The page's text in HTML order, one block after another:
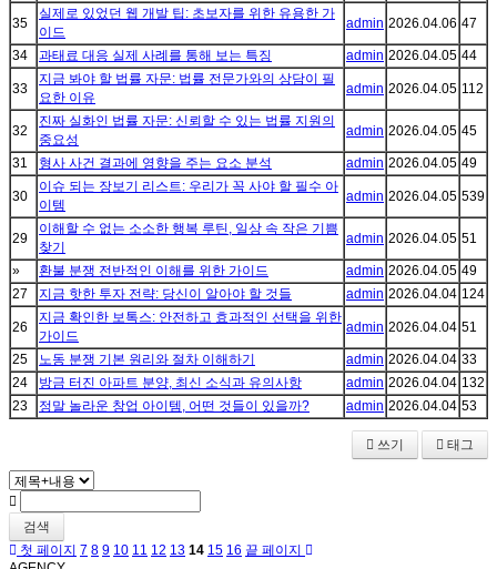
35
실제로 있었던 웹 개발 팁: 초보자를 위한 유용한 가
이드
admin 2026.04.06 47
34 과태료 대응 실제 사례를 통해 보는 특징 admin 2026.04.05 44
33
지금 봐야 할 법률 자문: 법률 전문가와의 상담이 필
요한 이유
admin 2026.04.05 112
32
진짜 실화인 법률 자문: 신뢰할 수 있는 법률 지원의
중요성
admin 2026.04.05 45
31 형사 사건 결과에 영향을 주는 요소 분석 admin 2026.04.05 49
30
이슈 되는 장보기 리스트: 우리가 꼭 사야 할 필수 아
이템
admin 2026.04.05 539
29
이해할 수 없는 소소한 행복 루틴, 일상 속 작은 기쁨
찾기
admin 2026.04.05 51
» 환불 분쟁 전반적인 이해를 위한 가이드 admin 2026.04.05 49
27
지금 핫한 투자 전략: 당신이 알아야 할 것들 admin 2026.04.04 124
26
지금 확인한 보톡스: 안전하고 효과적인 선택을 위한
가이드
admin 2026.04.04 51
25 노동 분쟁 기본 원리와 절차 이해하기 admin 2026.04.04 33
24
방금 터진 아파트 분양, 최신 소식과 유의사항 admin 2026.04.04 132
23
정말 놀라운 창업 아이템, 어떤 것들이 있을까? admin 2026.04.04 53
쓰기 태그
검색
첫 페이지 7 8 9 10 11 12 13 14 15 16 끝 페이지